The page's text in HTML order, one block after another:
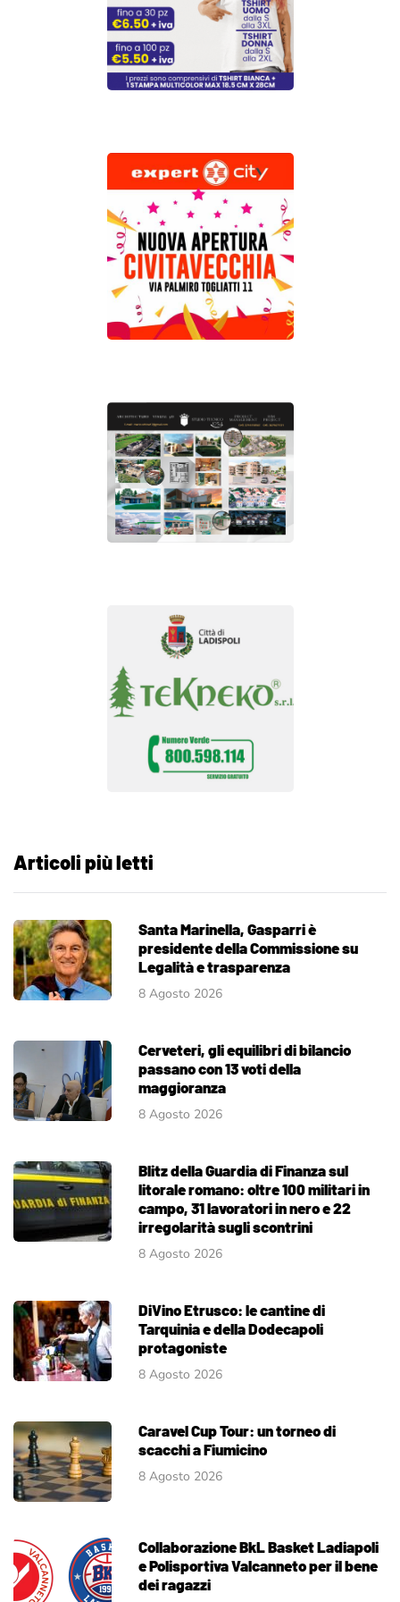
Articoli più letti
Santa Marinella, Gasparri è
presidente della Commissione su
Legalità e trasparenza
8 Agosto 2026
Cerveteri, gli equilibri di bilancio
passano con 13 voti della
maggioranza
8 Agosto 2026
Blitz della Guardia di Finanza sul
litorale romano: oltre 100 militari in
campo, 31 lavoratori in nero e 22
irregolarità sugli scontrini
8 Agosto 2026
DiVino Etrusco: le cantine di
Tarquinia e della Dodecapoli
protagoniste
8 Agosto 2026
Caravel Cup Tour: un torneo di
scacchi a Fiumicino
8 Agosto 2026
Collaborazione BkL Basket Ladiapoli
e Polisportiva Valcanneto per il bene
dei ragazzi